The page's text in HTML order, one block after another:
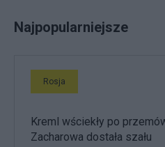
Najpopularniejsze
Rosja
Kreml wściekły po
Zacharowa dostała szału